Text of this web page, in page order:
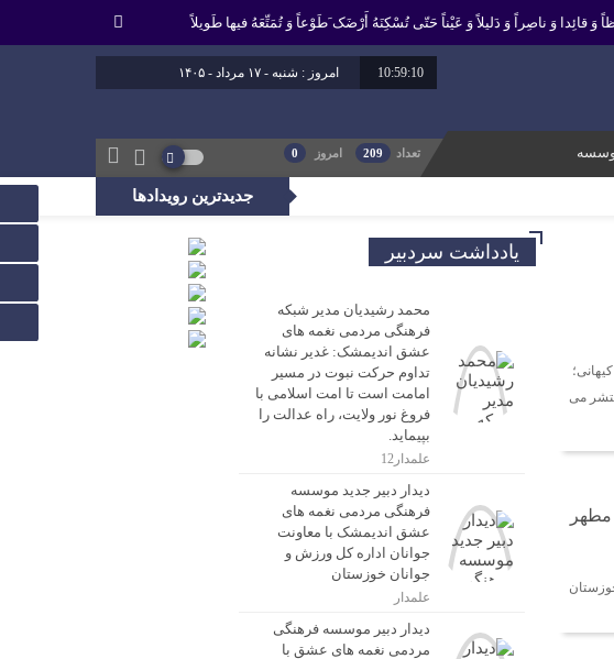
‏وَ ناصِراً وَ دَلیلاً وَ عَیْناً حَتّى تُسْکِنَهُ أَرْضَک َطَوْعاً وَ تُمَتِّعَهُ فیها طَویلاً
10:59:10 امروز : شنبه - ۱۷ مرداد - ۱۴۰۵
برابر با : Saturday - 8 August - 2026
تعداد 209 امروز 0
جدیدترین رویدادها
فروغ نور ولایت، راه عدالت را بپیماید.
کیهانی؛
می
مطهر
یادداشت سردبیر
محمد رشیدیان مدیر شبکه
فرهنگی مردمی نغمه های
عشق اندیمشک: غدیر نشانه
تداوم حرکت نبوت در مسیر
امامت است تا امت اسلامی با
فروغ نور ولایت، راه عدالت را
بپیماید.
علمدار12
دیدار دبیر جدید موسسه
فرهنگی مردمی نغمه های
عشق اندیمشک با معاونت
جوانان اداره کل ورزش و
جوانان خوزستان
علمدار
دیدار دبیر موسسه فرهنگی
مردمی نغمه های عشق با